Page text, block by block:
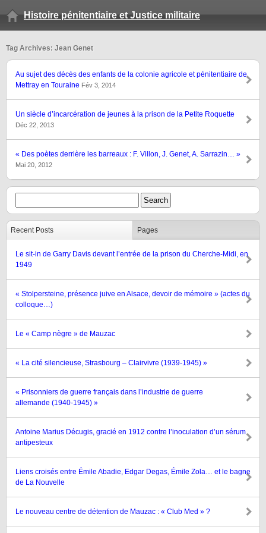
Histoire pénitentiaire et Justice militaire
Tag Archives: Jean Genet
Au sujet des décès des enfants de la colonie agricole et pénitentiaire de
Mettray en Touraine Fév 3, 2014
Un siècle d’incarcération de jeunes à la prison de la Petite Roquette
Déc 22, 2013
« Des poètes derrière les barreaux : F. Villon, J. Genet, A. Sarrazin… »
Mai 20, 2012
Recent Posts Pages
Le sit-in de Garry Davis devant l’entrée de la prison du Cherche-Midi, en
1949
« Stolpersteine, présence juive en Alsace, devoir de mémoire » (actes du
colloque…)
Le « Camp nègre » de Mauzac
« La cité silencieuse, Strasbourg – Clairvivre (1939-1945) »
« Prisonniers de guerre français dans l’industrie de guerre
allemande (1940-1945) »
Antoine Marius Décugis, gracié en 1912 contre l’inoculation d’un sérum
antipesteux
Liens croisés entre Émile Abadie, Edgar Degas, Émile Zola… et le bagne
de La Nouvelle
Le nouveau centre de détention de Mauzac : « Club Med » ?